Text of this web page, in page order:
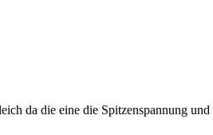
da die eine die Spitzenspannung